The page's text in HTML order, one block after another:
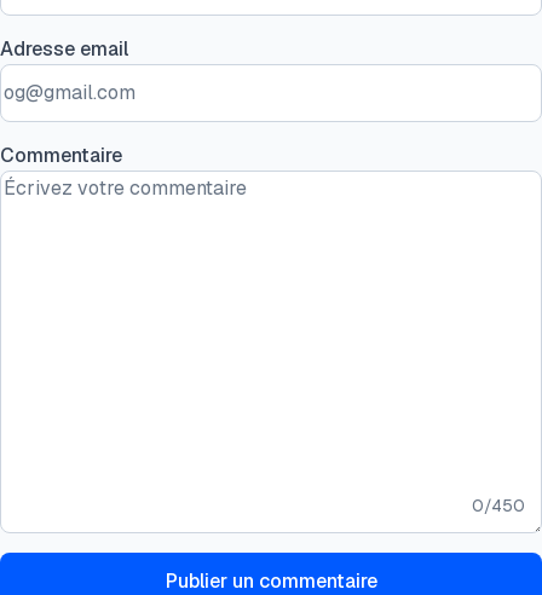
Adresse email
Commentaire
0/450
Publier un commentaire